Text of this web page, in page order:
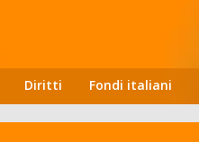
Diritti Fondi italiani